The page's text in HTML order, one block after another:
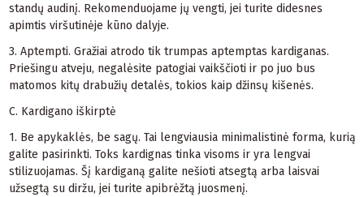
standų audinį. Rekomenduojame jų vengti, jei turite didesnes
apimtis viršutinėje kūno dalyje.
3. Aptempti. Gražiai atrodo tik trumpas aptemptas kardiganas.
Priešingu atveju, negalėsite patogiai vaikščioti ir po juo bus
matomos kitų drabužių detalės, tokios kaip džinsų kišenės.
C. Kardigano iškirptė
1. Be apykaklės, be sagų. Tai lengviausia minimalistinė forma, kurią
galite pasirinkti. Toks kardignas tinka visoms ir yra lengvai
stilizuojamas. Šį kardiganą galite nešioti atsegtą arba laisvai
užsegtą su diržu, jei turite apibrėžtą juosmenį.